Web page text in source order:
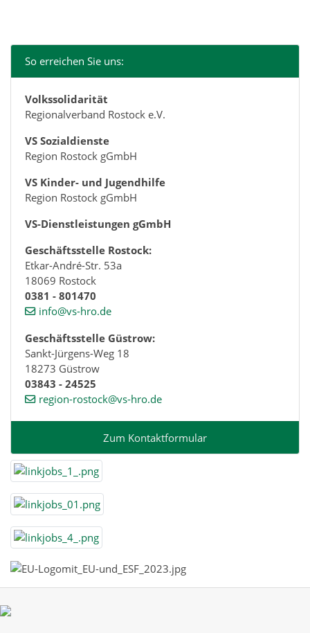
So erreichen Sie uns:
Volkssolidarität
Regionalverband Rostock e.V.
VS Sozialdienste
Region Rostock gGmbH
VS Kinder- und Jugendhilfe
Region Rostock gGmbH
VS-Dienstleistungen gGmbH
Geschäftsstelle Rostock:
Etkar-André-Str. 53a
18069 Rostock
0381 - 801470
info@vs-hro.de
Geschäftsstelle Güstrow:
Sankt-Jürgens-Weg 18
18273 Güstrow
03843 - 24525
region-rostock@vs-hro.de
Zum Kontaktformular